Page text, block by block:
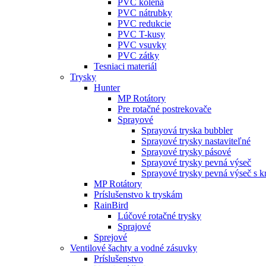
PVC kolená
PVC nátrubky
PVC redukcie
PVC T-kusy
PVC vsuvky
PVC zátky
Tesniaci materiál
Trysky
Hunter
MP Rotátory
Pre rotačné postrekovače
Sprayové
Sprayová tryska bubbler
Sprayové trysky nastaviteľné
Sprayové trysky pásové
Sprayové trysky pevná výseč
Sprayové trysky pevná výseč s
MP Rotátory
Príslušenstvo k tryskám
RainBird
Lúčové rotačné trysky
Sprajové
Sprejové
Ventilové šachty a vodné zásuvky
Príslušenstvo